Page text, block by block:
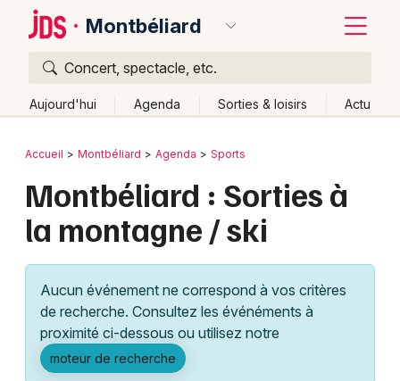
Montbéliard
Concert, spectacle, etc.
Aujourd'hui Agenda Sorties & loisirs Actu
Publier un événement
Grands événements
Activité & Expérience
Manifestations
Bordeaux
Colmar
Lille
Lyon
Marseille
Mulhouse
Retour
Accueil Montbéliard Agenda Sports
Montbéliard : Sorties à
la montagne / ski
Aucun événement ne correspond à vos critères
de recherche. Consultez les événéments à
proximité ci-dessous ou utilisez notre
moteur de recherche
Quoi ?
Où ?
Partout
Près de moi Changer de lieu
Quand ?
Aujourd'hui
Demain Ce week-end Autre